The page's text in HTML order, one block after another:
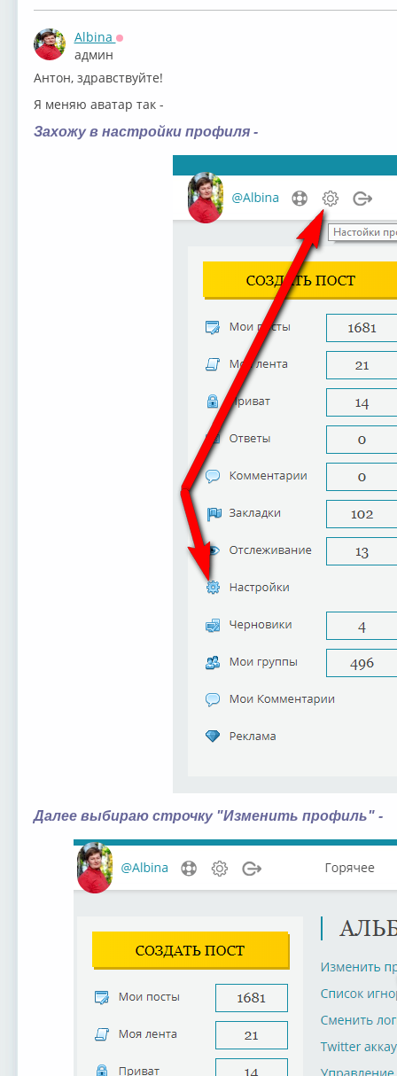
Albina
Оффлайн
админ
Антон, здравствуйте!
Я меняю аватар так -
Захожу в настройки профиля -
Далее выбираю строчку "Изменить профиль" -